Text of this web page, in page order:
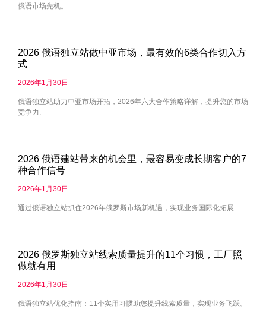
俄语市场先机。
2026 俄语独立站做中亚市场，最有效的6类合作切入方
式
2026年1月30日
俄语独立站助力中亚市场开拓，2026年六大合作策略详解，提升您的市场
竞争力.
2026 俄语建站带来的机会里，最容易变成长期客户的7
种合作信号
2026年1月30日
通过俄语独立站抓住2026年俄罗斯市场新机遇，实现业务国际化拓展
2026 俄罗斯独立站线索质量提升的11个习惯，工厂照
做就有用
2026年1月30日
俄语独立站优化指南：11个实用习惯助您提升线索质量，实现业务飞跃。